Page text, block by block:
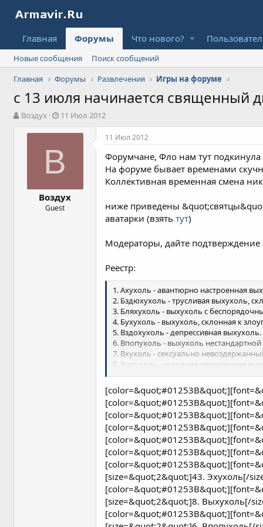
Главная Форумы Что нового?
Новые сообщения
Поиск сообщений
Главная
Форумы Развлечения Игры на форуме
с 13 июля начинается
А
Воздух
Д
т
н
а
а
л
а
11 Июл 2012
В
Воздух
Guest
11 Июл 2012
Форумчане, Фло нам тут подкинула
На форуме бывает временами
Коллективная временная смена
ниже приведены
аватарки (взятьтут)
Модераторы, дайте
Реестр:
1. Ахухоль - авантюрно настроенная
2. Бздюхухоль - трусливая выхухоль,
3. Бляхухоль - выхухоль с
4. Бухухоль - выхухоль, склонная к
5. Вздохухоль - депрессивная выхухоль.
6. Впопухоль - выхухоль
7. Вхухоль - сексуально
8. Выхухоль - исходная автохтонная
9. Дохухоль - богатая,
10. Дыхухоль - выхухоль, страдающая
11. Е-хухоль - интернетовская выхухоль.
12. Захухоль - ленивая выхухоль.
13. Кхухоль - выхухоль,
14. Лихухоль - лихая, отвязная
15. Лохухоль - излишне доверчивая
16. Ляхухоль - польская выхухоль.
17. Мохухоль - а) порода выхухоли,
18. Hахухоль - агрессивная выхухоль.
19. Hедохухоль - малорослая,
20. Hехухоль - выхухоль, наделенная
21. Hихухоль - незаметная, никакая
22. Hих&#036;яхухоль - нищая
23. Hухухоль - нетерпеливая выхухоль.
[size=&quot;2&quot;]43. Эхухоль[/
[size=&quot;2&quot;]8. Выхухоль[/